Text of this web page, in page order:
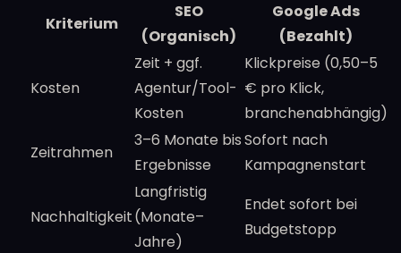
Kriterium
SEO
(Organisch)
Google Ads
(Bezahlt)
Kosten
Zeit + ggf.
Agentur/Tool-
Kosten
Klickpreise (0,50–5
€ pro Klick,
branchenabhängig)
Zeitrahmen
3–6 Monate bis
Ergebnisse
Sofort nach
Kampagnenstart
Nachhaltigkeit
Langfristig
(Monate–
Jahre)
Endet sofort bei
Budgetstopp